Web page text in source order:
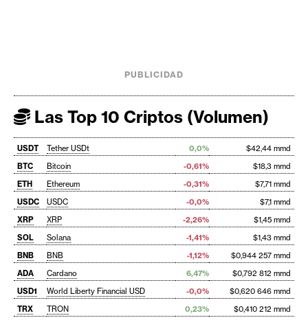
PUBLICIDAD
Las Top 10 Criptos (Volumen)
USDT Tether USDt 0,0%
$42,44 mmd
BTC
Bitcoin -0,61%
$18,3 mmd
ETH
Ethereum -0,31%
$7,71 mmd
USDC
USDC -0,0%
$7,1 mmd
XRP
XRP -2,26%
$1,45 mmd
SOL
Solana -1,41%
$1,43 mmd
BNB
BNB -1,12%
$0,944 257 mmd
ADA
Cardano 6,47%
$0,792 812 mmd
USD1
World Liberty Financial USD -0,0%
$0,620 646 mmd
TRX
TRON 0,23% $0,410 212 mmd